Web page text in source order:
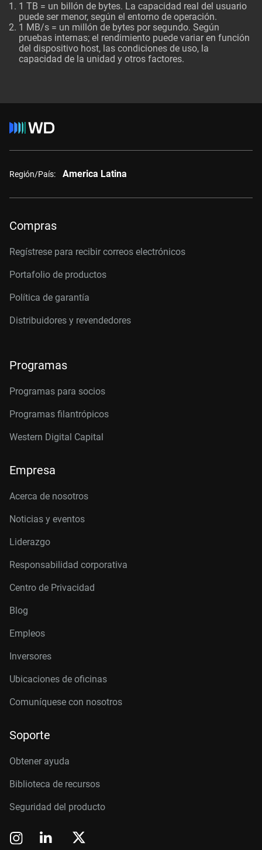
1 TB = un billón de bytes. La capacidad real del usuario
puede ser menor, según el entorno de operación.
1 MB/s = un millón de bytes por segundo. Según
pruebas internas; el rendimiento puede variar en función
del dispositivo host, las condiciones de uso, la
capacidad de la unidad y otros factores.
Región/País: America Latina
Compras
Regístrese para recibir correos electrónicos
Portafolio de productos
Política de garantía
Distribuidores y revendedores
Programas
Programas para socios
Programas filantrópicos
Western Digital Capital
Empresa
Acerca de nosotros
Noticias y eventos
Liderazgo
Responsabilidad corporativa
Centro de Privacidad
Blog
Empleos
Inversores
Ubicaciones de oficinas
Comuníquese con nosotros
Soporte
Obtener ayuda
Biblioteca de recursos
Seguridad del producto